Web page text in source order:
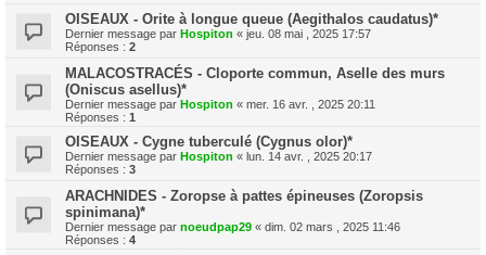
OISEAUX - Orite à longue queue (Aegithalos caudatus)*
Dernier message par Hospiton « jeu. 08 mai , 2025 17:57
Réponses : 2
MALACOSTRACÉS - Cloporte commun, Aselle des murs
(Oniscus asellus)*
Dernier message par Hospiton « mer. 16 avr. , 2025 20:11
Réponses : 1
OISEAUX - Cygne tuberculé (Cygnus olor)*
Dernier message par Hospiton « lun. 14 avr. , 2025 20:17
Réponses : 3
ARACHNIDES - Zoropse à pattes épineuses (Zoropsis
spinimana)*
Dernier message par noeudpap29 « dim. 02 mars , 2025 11:46
Réponses : 4